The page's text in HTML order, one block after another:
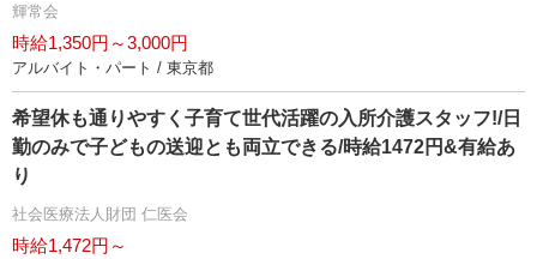
輝常会
時給1,350円～3,000円
アルバイト・パート / 東京都
希望休も通りやすく子育て世代活躍の入所介護スタッフ!/日
勤のみで子どもの送迎とも両立できる/時給1472円&有給あ
り
社会医療法人財団 仁医会
時給1,472円～